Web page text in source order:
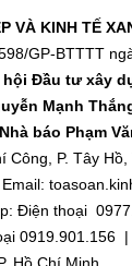
VÀ KINH TẾ
GP-BTTTT
hội Đầu tư xây
Mạnh
báo Phạm
P. Tây Hồ,
Điện thoại
0919.901.156
Hồ Chí Minh